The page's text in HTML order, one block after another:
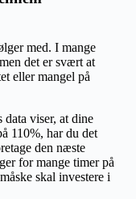
med. I mange
det er svært at
eller mangel på
viser, at dine
110%, har du det
den næste
for mange timer på
skal investere i